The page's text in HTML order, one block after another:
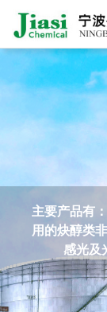
态
订
系
English
主要产品有
用的炔醇类
感光及